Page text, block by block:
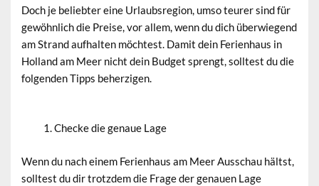
Doch je beliebter eine Urlaubsregion, umso teurer sind für
gewöhnlich die Preise, vor allem, wenn du dich überwiegend
am Strand aufhalten möchtest. Damit dein Ferienhaus in
Holland am Meer nicht dein Budget sprengt, solltest du die
folgenden Tipps beherzigen.
Checke die genaue Lage
Wenn du nach einem Ferienhaus am Meer Ausschau hältst,
solltest du dir trotzdem die Frage der genauen Lage